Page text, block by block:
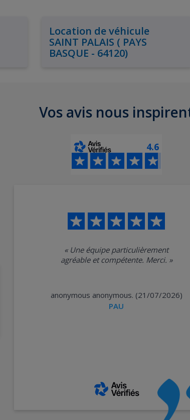
Location de véhicule
SAINT PALAIS ( PAYS
BASQUE - 64120)
Vos avis nous
4.6
« Une équipe particulièrement
agréable et compétente. Merci. »
anonymous anonymous. (21/07/2026)
PAU